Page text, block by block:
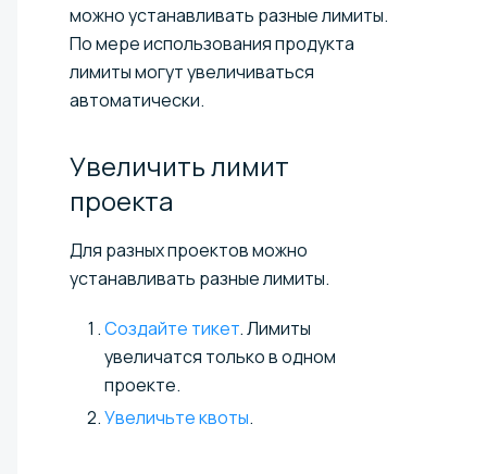
можно устанавливать разные лимиты.
По мере использования продукта
лимиты могут увеличиваться
автоматически.
Увеличить лимит
проекта
Для разных проектов можно
устанавливать разные лимиты.
Создайте тикет. Лимиты
увеличатся только в одном
проекте.
Увеличьте квоты.